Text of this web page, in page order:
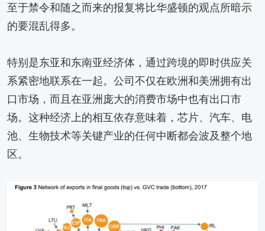
至于禁令和随之而来的报复将比华盛顿的观点所暗示
的要混乱得多。
特别是东亚和东南亚经济体，通过跨境的即时供应关
系紧密地联系在一起。公司不仅在欧洲和美洲拥有出
口市场，而且在亚洲庞大的消费市场中也有出口市
场。这种经济上的相互依存意味着，芯片、汽车、电
池、生物技术等关键产业的任何中断都会波及整个地
区。